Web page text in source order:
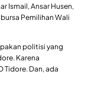
Ismail, Ansar Husen,
Pemilihan Wali
politisi yang
Karena
Tidore. Dan, ada